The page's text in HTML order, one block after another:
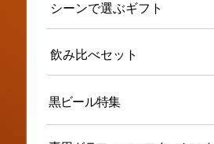
シーンで選ぶギフト
飲み比べセット
黒ビール特集